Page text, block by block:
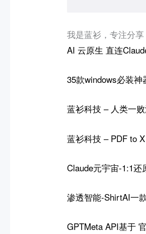
我是蓝衫，专注分
AI 云原生 直连
35款windows必装
蓝衫科技 – 人类一
蓝衫科技 – PDF to
Claude元宇宙-1:1还
渗透智能-ShirtAI一
GPTMeta API基于